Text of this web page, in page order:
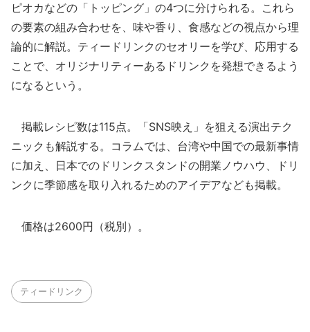
ピオカなどの「トッピング」の4つに分けられる。これら
の要素の組み合わせを、味や香り、食感などの視点から理
論的に解説。ティードリンクのセオリーを学び、応用する
ことで、オリジナリティーあるドリンクを発想できるよう
になるという。
掲載レシピ数は115点。「SNS映え」を狙える演出テク
ニックも解説する。コラムでは、台湾や中国での最新事情
に加え、日本でのドリンクスタンドの開業ノウハウ、ドリ
ンクに季節感を取り入れるためのアイデアなども掲載。
価格は2600円（税別）。
ティードリンク